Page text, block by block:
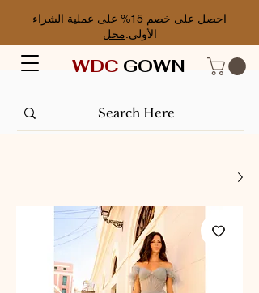
احصل على خصم 15% على عملية الشراء
الأولى. محل
WDC GOWN